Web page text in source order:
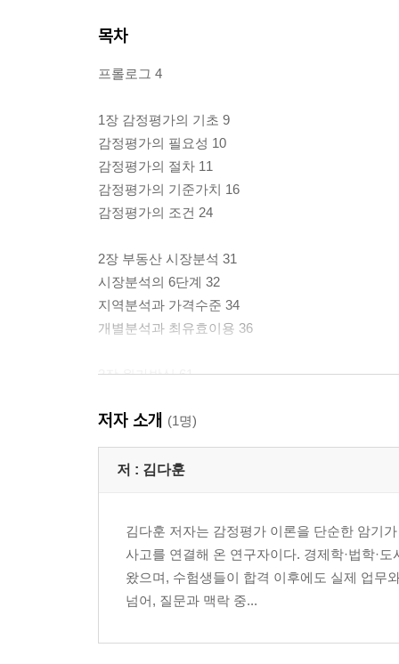
목차
프롤로그 4
1장 감정평가의 기초 9
감정평가의 필요성 10
감정평가의 절차 11
감정평가의 기준가치 16
감정평가의 조건 24
2장 부동산 시장분석 31
시장분석의 6단계 32
지역분석과 가격수준 34
개별분석과 최유효이용 36
3장 원가방식 61
원가 63
감가수정 65
물건별 원가방식 감정평가 68
수익방식의 논리 96
순수익 97
자본환원율 98
환원율과 할인율의 관계 107
저자 소개 (1명)
저 : 김다훈
김다훈 저자는 감정평가 이론을 단순한 암기
사고를 연결해 온 연구자이다. 경제학·법학·
왔으며, 수험생들이 합격 이후에도 실제 업무
넘어, 질문과 맥락 중...